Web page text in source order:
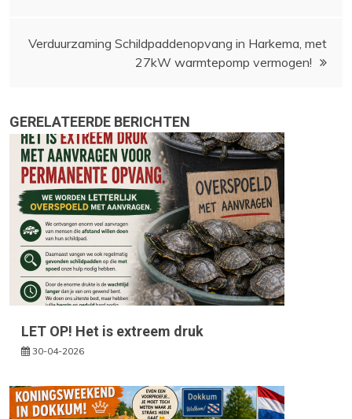
Verduurzaming Schildpaddenopvang in Harkema, met
27kW warmtepomp vermogen!
GERELATEERDE BERICHTEN
LET OP! Het is extreem druk
30-04-2026